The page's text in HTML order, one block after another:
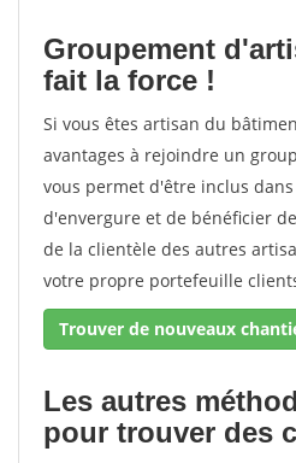
Groupement
fait la force !
Si vous êtes artisan du
avantages à rejoindre un
vous permet d'être inclus
d'envergure et de bénéficier
de la clientèle des autres
votre propre portefeuille
Les autres
pour trouver des